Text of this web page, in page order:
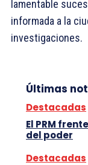
lamentable
informada a la
investigaciones.
Últimas
Destacadas
El PRM
del poder
Destacadas